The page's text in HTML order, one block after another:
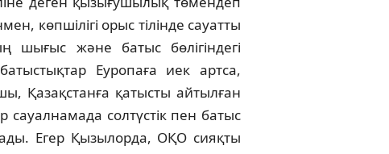
көпшiлiгi орыс тiлiнде сауатты
шығыс және батыс бөлiгiндегi
Еуропаға иек артса,
Қазақстанға қатысты айтылған
солтүстiк пен батыс
Егер Қызылорда, ОҚО сияқты